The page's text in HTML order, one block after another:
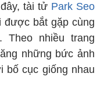
tài tử Park Seo
được bắt gặp cùng
Theo nhiều trang
những bức ảnh
bố cục giống nhau